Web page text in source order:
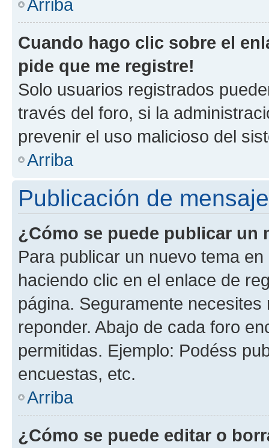
Arriba
Cuando hago clic sobre el
pide que me registre!
Solo usuarios registrados
través del foro, si la
prevenir el uso malicioso del
Arriba
Publicación de
¿Cómo se puede publicar un
Para publicar un nuevo tema
haciendo clic en el enlace de
página. Seguramente
reponder. Abajo de cada foro
permitidas. Ejemplo: Podéss
encuestas, etc.
Arriba
¿Cómo se puede editar o